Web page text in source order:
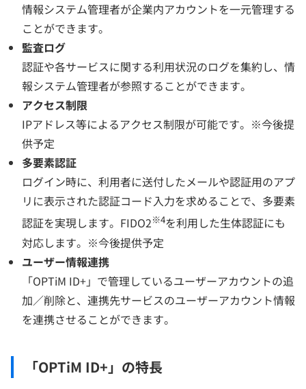
情報システム管理者が企業内アカウントを一元管理する
ことができます。
監査ログ
認証や各サービスに関する利用状況のログを集約し、情
報システム管理者が参照することができます。
アクセス制限
IPアドレス等によるアクセス制限が可能です。※今後提
供予定
多要素認証
ログイン時に、利用者に送付したメールや認証用のアプ
リに表示された認証コード入力を求めることで、多要素
認証を実現します。FIDO2※4を利用した生体認証にも
対応します。※今後提供予定
ユーザー情報連携
「OPTiM ID+」で管理しているユーザーアカウントの追
加／削除と、連携先サービスのユーザーアカウント情報
を連携させることができます。
「OPTiM ID+」の特長